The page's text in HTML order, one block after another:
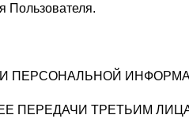
Пользователя.
ПЕРСОНАЛЬНОЙ
ПЕРЕДАЧИ ТРЕТЬИМ